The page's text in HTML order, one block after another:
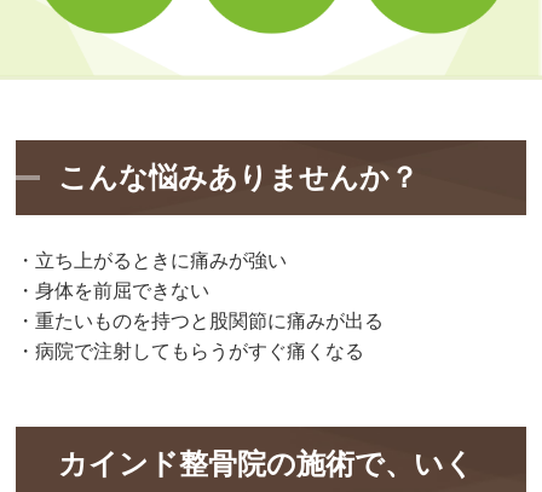
こんな悩みありませんか？
・立ち上がるときに痛みが強い
・身体を前屈できない
・重たいものを持つと股関節に痛みが出る
・病院で注射してもらうがすぐ痛くなる
カインド整骨院の施術で、いく